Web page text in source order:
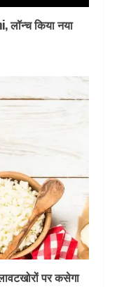
लॉन्च किया नया
पर कसेगा